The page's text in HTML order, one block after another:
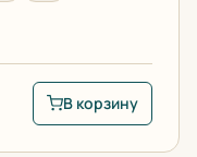
В корзину:
В корзину